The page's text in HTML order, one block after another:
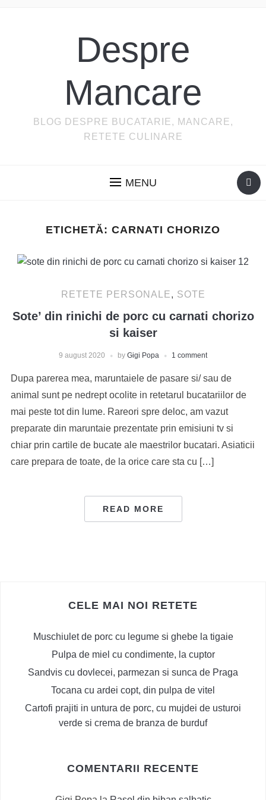
Despre
Mancare
BLOG DESPRE BUCATARIE, MANCARE,
RETETE CULINARE
MENU
ETICHETĂ: CARNATI CHORIZO
RETETE PERSONALE, SOTE
Sote’ din rinichi de porc cu carnati chorizo
si kaiser
9 august 2020 by Gigi Popa 1 comment
Dupa parerea mea, maruntaiele de pasare si/ sau de
animal sunt pe nedrept ocolite in retetarul bucatariilor de
mai peste tot din lume. Rareori spre deloc, am vazut
preparate din maruntaie prezentate prin emisiuni tv si
chiar prin cartile de bucate ale maestrilor bucatari. Asiaticii
care prepara de toate, de la orice care sta cu […]
READ MORE
CELE MAI NOI RETETE
Muschiulet de porc cu legume si ghebe la tigaie
Pulpa de miel cu condimente, la cuptor
Sandvis cu dovlecei, parmezan si sunca de Praga
Tocana cu ardei copt, din pulpa de vitel
Cartofi prajiti in untura de porc, cu mujdei de usturoi
verde si crema de branza de burduf
COMENTARII RECENTE